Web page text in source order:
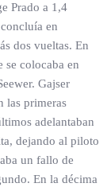
Prado a 1,4
en
dos vueltas. En
se colocaba en
Gajser
las primeras
adelantaban
dejando al piloto
un fallo de
En la décima